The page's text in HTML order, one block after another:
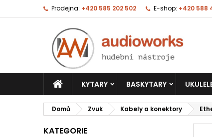
Prodejna: +420 585 202 502 E-shop: +420 588
KYTARY BASKYTARY
Domů Zvuk Kabely a konektory
KATEGORIE